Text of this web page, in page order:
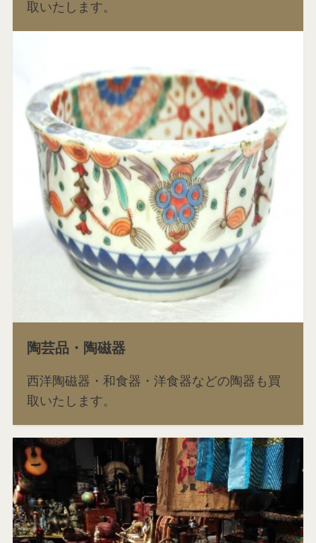
取いたします。
陶芸品・陶磁器
西洋陶磁器・和食器・洋食器などの陶器も買
取いたします。